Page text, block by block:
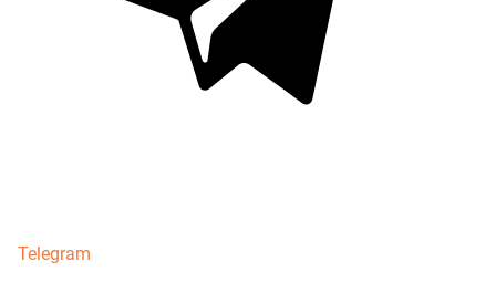
Telegram